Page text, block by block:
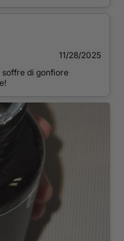
11/28/2025
di gonfiore